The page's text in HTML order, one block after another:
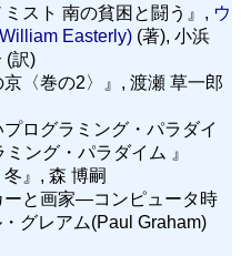
ミスト 南の貧困と闘う』, ウ
Easterly) (著), 小浜
(訳)
京〈巻の2〉』, 渡瀬 草一郎
プログラミング・パラダイ
ング・パラダイム 』
』, 森 博嗣
ーと画家—コンピュータ時
グレアム(Paul Graham)